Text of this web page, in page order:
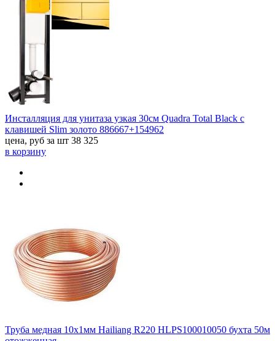
Инсталляция для унитаза узкая 30см Quadra Total Black с
клавишей Slim золото 886667+154962
цена, руб за шт 38 325
в корзину
Труба медная 10х1мм Hailiang R220 HLPS100010050 бухта 50м